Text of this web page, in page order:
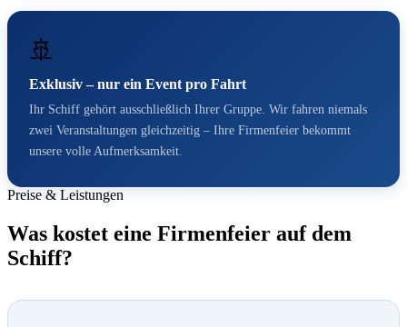
🚢
Exklusiv – nur ein Event pro Fahrt
Ihr Schiff gehört ausschließlich Ihrer Gruppe. Wir fahren niemals
zwei Veranstaltungen gleichzeitig – Ihre Firmenfeier bekommt
unsere volle Aufmerksamkeit.
Preise & Leistungen
Was kostet eine Firmenfeier auf dem
Schiff?